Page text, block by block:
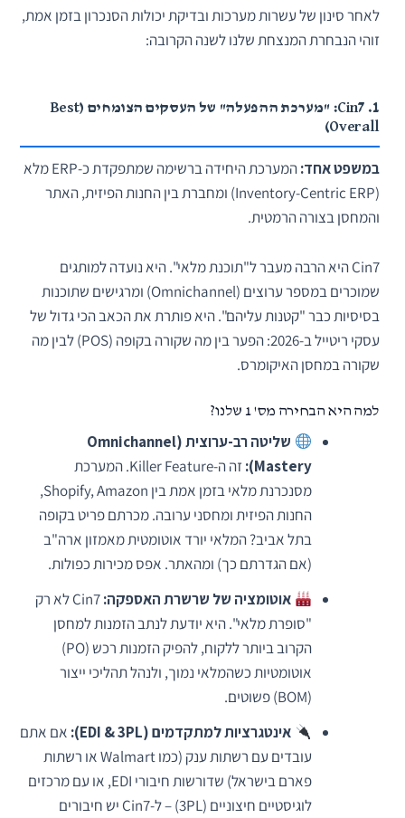
לאחר סינון של עשרות מערכות ובדיקת יכולות הסנכרון בזמן אמת,
זוהי הנבחרת המנצחת שלנו לשנה הקרובה:
1. Cin7: "מערכת ההפעלה" של העסקים הצומחים (Best
Overall)
במשפט אחד:
המערכת היחידה ברשימה שמתפקדת כ-ERP מלא
(Inventory-Centric ERP) ומחברת בין החנות הפיזית, האתר
והמחסן בצורה הרמטית.
Cin7 היא הרבה מעבר ל"תוכנת מלאי". היא נועדה למותגים
שמוכרים במספר ערוצים (Omnichannel) ומרגישים שתוכנות
בסיסיות כבר "קטנות עליהם". היא פותרת את הכאב הכי גדול של
עסקי ריטייל ב-2026: הפער בין מה שקורה בקופה (POS) לבין מה
שקורה במחסן האיקומרס.
למה היא הבחירה מס' 1 שלנו?
שליטה רב-ערוצית (Omnichannel
Mastery):
זה ה-Killer Feature. המערכת
מסנכרנת מלאי בזמן אמת בין Shopify, Amazon,
החנות הפיזית ומחסני ערובה. מכרתם פריט בקופה
בתל אביב? המלאי יורד אוטומטית מאמזון ארה"ב
(אם הגדרתם כך) ומהאתר. אפס מכירות כפולות.
אוטומציה של שרשרת האספקה:
Cin7 לא רק
"סופרת מלאי". היא יודעת לנתב הזמנות למחסן
הקרוב ביותר ללקוח, להפיק הזמנות רכש (PO)
אוטומטיות כשהמלאי נמוך, ולנהל תהליכי ייצור
(BOM) פשוטים.
אינטגרציות למתקדמים (EDI & 3PL):
אם אתם
עובדים עם רשתות ענק (כמו Walmart או רשתות
פארם בישראל) שדורשות חיבורי EDI, או עם מרכזים
לוגיסטיים חיצוניים (3PL) – ל-Cin7 יש חיבורים